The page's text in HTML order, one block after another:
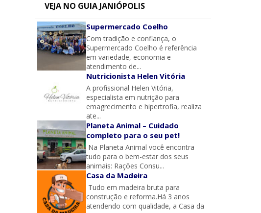
VEJA NO GUIA JANIÓPOLIS
Supermercado Coelho
Com tradição e confiança, o
Supermercado Coelho é referência
em variedade, economia e
atendimento de...
Nutricionista Helen Vitória
A profissional Helen Vitória,
especialista em nutrição para
emagrecimento e hipertrofia, realiza
ate...
Planeta Animal – Cuidado
completo para o seu pet!
Na Planeta Animal você encontra
tudo para o bem-estar dos seus
animais: Rações Consu...
Casa da Madeira
Tudo em madeira bruta para
construção e reforma.Há 3 anos
atendendo com qualidade, a Casa da